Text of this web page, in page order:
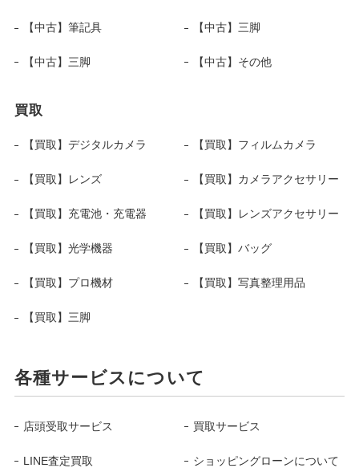
【中古】筆記具 【中古】三脚
【中古】三脚 【中古】その他
買取
【買取】デジタルカメラ 【買取】フィルムカメラ
【買取】レンズ 【買取】カメラアクセサリー
【買取】充電池・充電器 【買取】レンズアクセサリー
【買取】光学機器 【買取】バッグ
【買取】プロ機材 【買取】写真整理用品
【買取】三脚
各種サービスについて
店頭受取サービス 買取サービス
LINE査定買取 ショッピングローンについて